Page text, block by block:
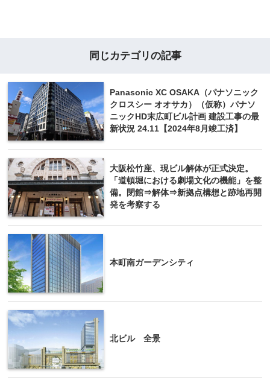
同じカテゴリの記事
Panasonic XC OSAKA（パナソニック
クロスシー オオサカ）（仮称）パナソ
ニックHD末広町ビル計画 建設工事の最
新状況 24.11【2024年8月竣工済】
大阪松竹座、現ビル解体が正式決定。
「道頓堀における劇場文化の機能」を整
備。閉館⇒解体⇒新拠点構想と跡地再開
発を考察する
本町南ガーデンシティ
北ビル 全景